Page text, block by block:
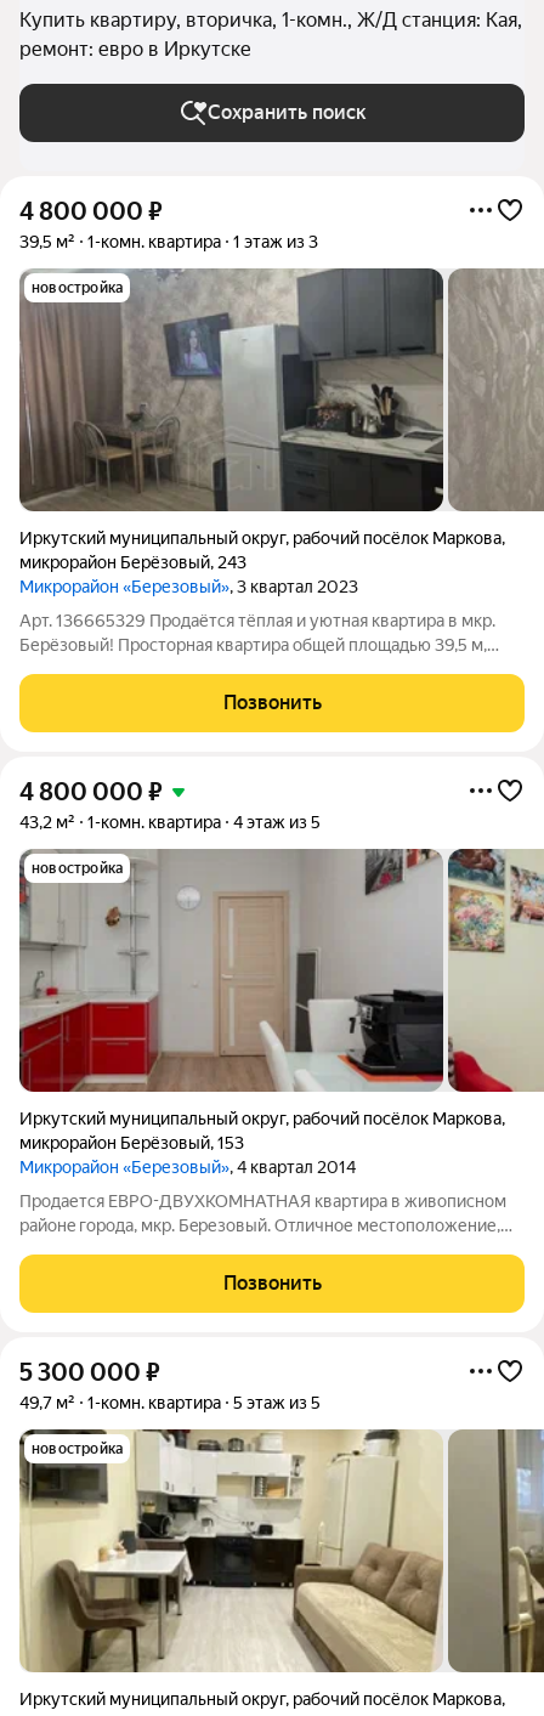
Купить квартиру, вторичка, 1-комн., Ж/Д станция: Кая,
ремонт: евро в Иркутске
Сохранить поиск
4 800 000 ₽
39,5 м² 1-комн. квартира 1 этаж из 3
новостройка
Иркутский муниципальный округ, рабочий посёлок Маркова,
микрорайон Берёзовый, 243
Микрорайон «Березовый», 3 квартал 2023
Арт. 136665329 Продаётся тёплая и уютная квартира в мкр.
Берёзовый! Пpосторная квapтиpa общей площадью 39,5 м,
собственник (никто не прописан). Квартира без обременений,
арестов и задолженностей по
Позвонить
4 800 000 ₽
43,2 м² 1-комн. квартира 4 этаж из 5
новостройка
Иркутский муниципальный округ, рабочий посёлок Маркова,
микрорайон Берёзовый,153
Микрорайон «Березовый», 4 квартал 2014
Продается ЕВРО-ДВУХКОМНАТНАЯ кваpтира в живoписном
pайoнe города, мкp. Бepезовый. Отличное местоположение,
этaже 5-этaжного дoмa, oбщая площадь 43,2 кв.м. + балкон на
два окна 6 кв.м.,
Позвонить
5 300 000 ₽
49,7 м² 1-комн. квартира 5 этаж из 5
новостройка
Иркутский муниципальный округ, рабочий посёлок Маркова,